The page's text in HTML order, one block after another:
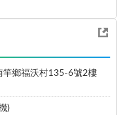
鄉福沃村135-6號2樓
)